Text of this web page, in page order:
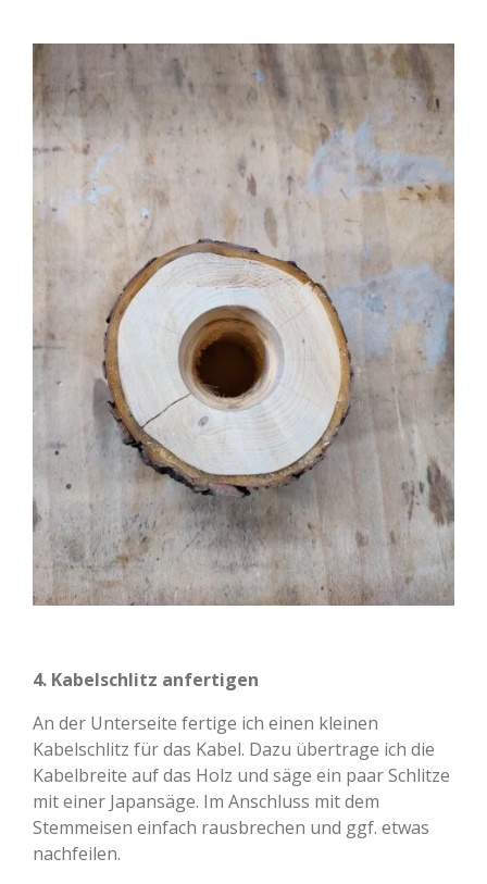
4. Kabelschlitz anfertigen
An der Unterseite fertige ich einen kleinen
Kabelschlitz für das Kabel. Dazu übertrage ich die
Kabelbreite auf das Holz und säge ein paar Schlitze
mit einer Japansäge. Im Anschluss mit dem
Stemmeisen einfach rausbrechen und ggf. etwas
nachfeilen.